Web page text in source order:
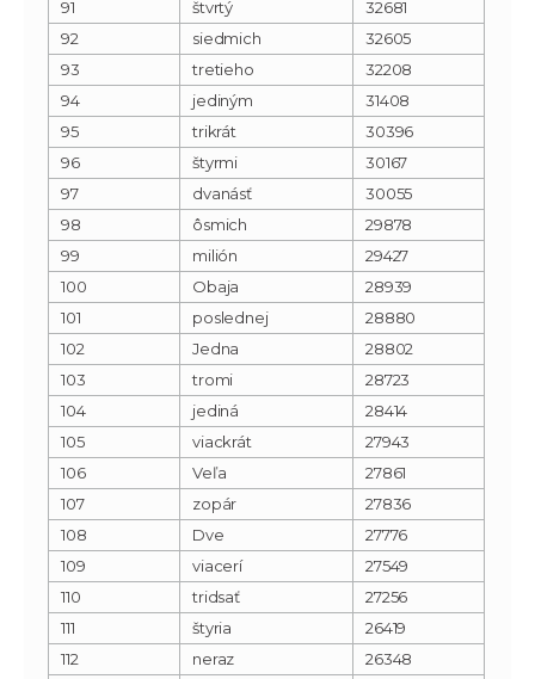
91 štvrtý
32681
92
siedmich
32605
93
tretieho
32208
94
jediným
31408
95
trikrát
30396
96
štyrmi
30167
97
dvanásť
30055
98
ôsmich
29878
99
milión
29427
100
Obaja
28939
101
poslednej
28880
102
Jedna
28802
103
tromi
28723
104
jediná
28414
105
viackrát
27943
106
Veľa
27861
107
zopár
27836
108
Dve
27776
109
viacerí
27549
110
tridsať
27256
111
štyria
26419
112
neraz
26348